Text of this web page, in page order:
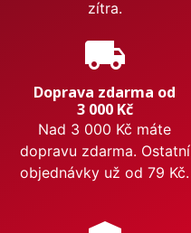
zítra.
local_shipping
Doprava zdarma od
3 000 Kč
Nad 3 000 Kč máte
dopravu zdarma. Ostatní
objednávky už od 79 Kč.